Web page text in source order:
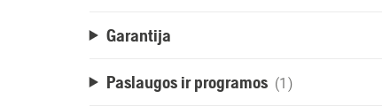
Garantija
Paslaugos ir programos (1)